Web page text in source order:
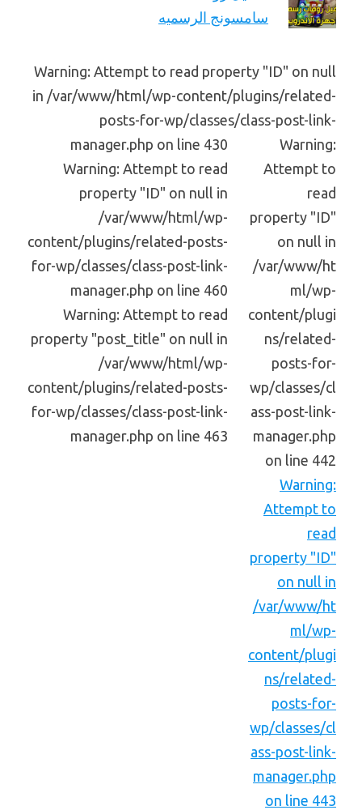
سامسونج الرسميه
Warning: Attempt to read property "ID" on null
in /var/www/html/wp-content/plugins/related-
posts-for-wp/classes/class-post-link-
manager.php on line 430
Warning:
Attempt to
read
property "ID"
on null in
/var/www/ht
ml/wp-
content/plugi
ns/related-
posts-for-
wp/classes/cl
ass-post-link-
manager.php
on line 442
Warning:
Attempt to
read
property "ID"
on null in
/var/www/ht
ml/wp-
content/plugi
ns/related-
posts-for-
wp/classes/cl
ass-post-link-
manager.php
on line 443
Warning: Attempt to read
property "ID" on null in
/var/www/html/wp-
content/plugins/related-posts-
for-wp/classes/class-post-link-
manager.php on line 460
Warning: Attempt to read
property "post_title" on null in
/var/www/html/wp-
content/plugins/related-posts-
for-wp/classes/class-post-link-
manager.php on line 463